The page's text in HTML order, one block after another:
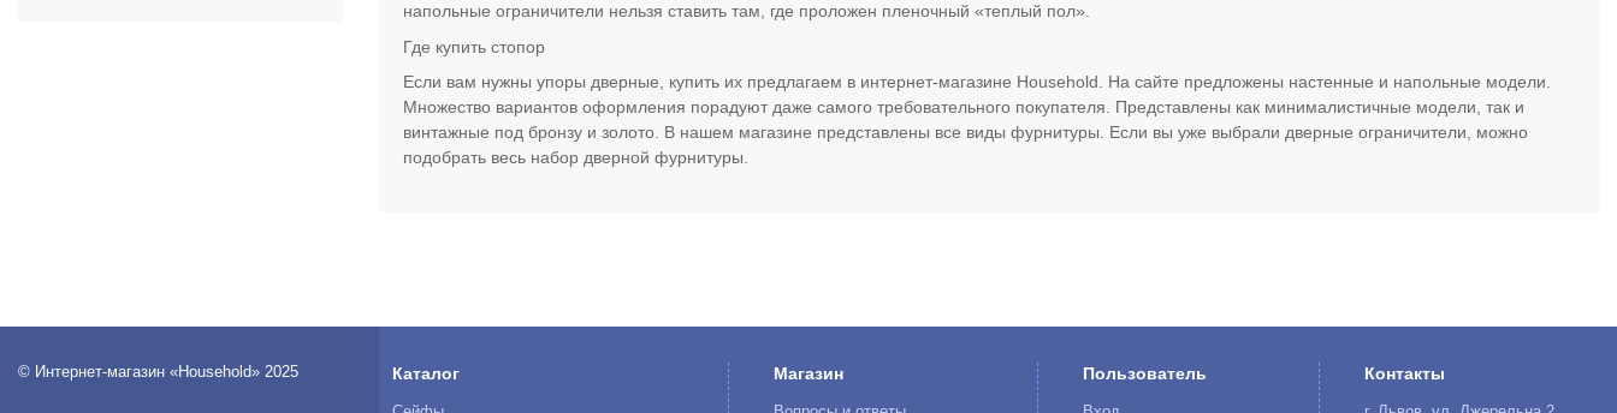
напольные ограничители нельзя ставить там, где проложен пленочный «теплый пол».
Где купить стопор
Если вам нужны упоры дверные, купить их предлагаем в интернет-магазине Household. На сайте предложены настенные и напольные модели.
Множество вариантов оформления порадуют даже самого требовательного покупателя. Представлены как минималистичные модели, так и
винтажные под бронзу и золото. В нашем магазине представлены все виды фурнитуры. Если вы уже выбрали дверные ограничители, можно
подобрать весь набор дверной фурнитуры.
© Интернет-магазин «Household» 2025 Каталог Магазин Пользователь Контакты